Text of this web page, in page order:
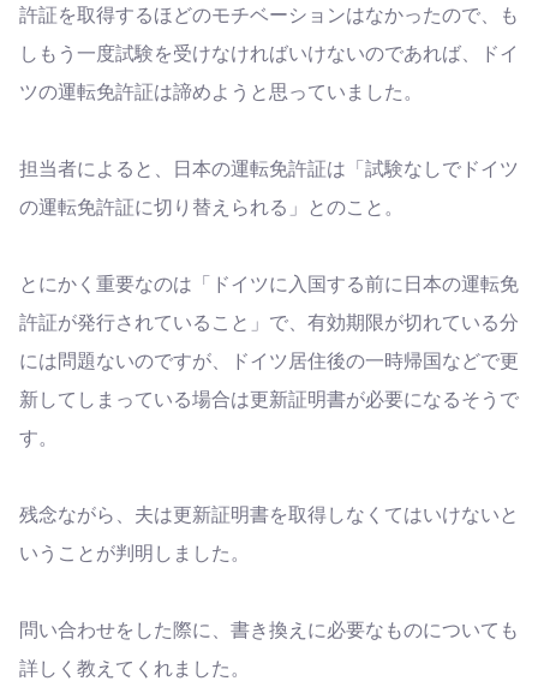
許証を取得するほどのモチベーションはなかったので、も
しもう一度試験を受けなければいけないのであれば、ドイ
ツの運転免許証は諦めようと思っていました。
担当者によると、日本の運転免許証は「試験なしでドイツ
の運転免許証に切り替えられる」とのこと。
とにかく重要なのは「ドイツに入国する前に日本の運転免
許証が発行されていること」で、有効期限が切れている分
には問題ないのですが、ドイツ居住後の一時帰国などで更
新してしまっている場合は更新証明書が必要になるそうで
す。
残念ながら、夫は更新証明書を取得しなくてはいけないと
いうことが判明しました。
問い合わせをした際に、書き換えに必要なものについても
詳しく教えてくれました。